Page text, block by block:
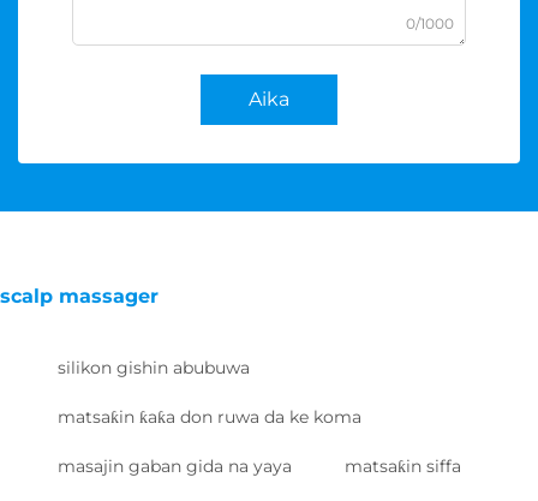
0/1000
Aika
scalp massager
silikon gishin abubuwa
matsaƙin ƙaƙa don ruwa da ke koma
masajin gaban gida na yaya matsaƙin siffa